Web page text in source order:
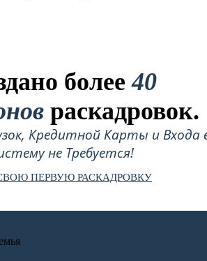
более40
раскадровок.
Кредитной Карты и Входа
не Требуется!
ПЕРВУЮ РАСКАДРОВКУ